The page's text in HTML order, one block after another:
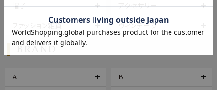
帽子 アクセサリー
ファッション雑貨 ヴィンテージ
A B